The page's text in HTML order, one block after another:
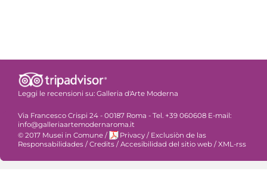
Leggi le recensioni su: Galleria d'Arte Moderna
Via Francesco Crispi 24 - 00187 Roma - Tel. +39 060608 E-mail:
info@galleriaartemodernaroma.it
© 2017 Musei in Comune / Privacy / Exclusiòn de las
Responsabilidades / Credits / Accesibilidad del sitio web / XML-rss